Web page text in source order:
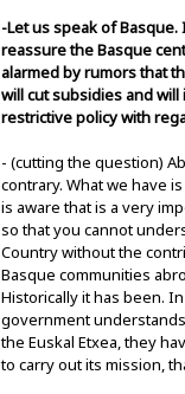
-Let us speak of
reassure the Basque
alarmed by rumors that
will cut subsidies and will
restrictive policy with
- (cutting the question)
contrary. What we have
is aware that is a very
so that you cannot
Country without the
Basque communities
Historically it has been.
government
the Euskal Etxea, they
to carry out its mission,